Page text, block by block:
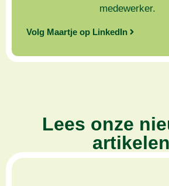
medewerker.
Volg Maartje op LinkedIn
Lees onze
artikelen